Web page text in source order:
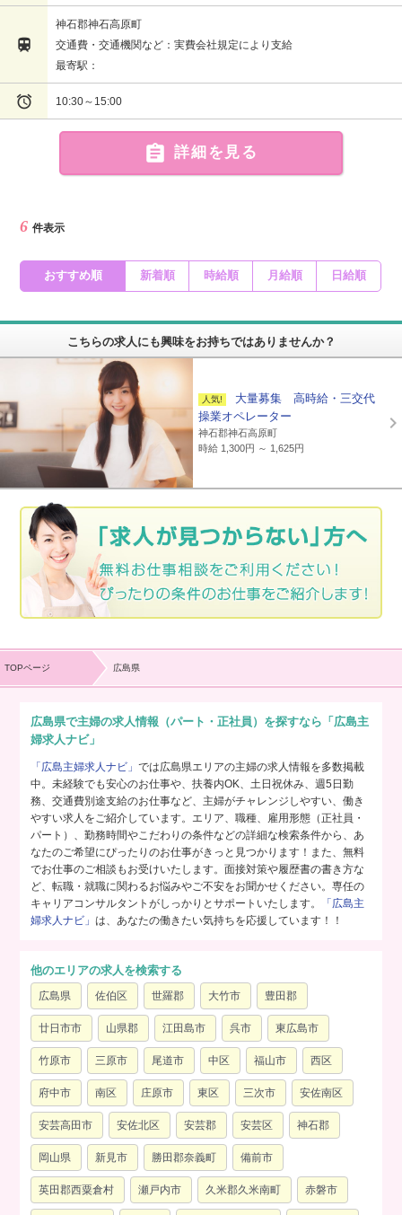

神石郡神石高原町
交通費・交通機関など：実費会社規定により支給
最寄駅：
 10:30～15:00
 詳細を見る
6 件表示
おすすめ順 新着順 時給順 月給順 日給順
こちらの求人にも興味をお持ちではありませんか？
大量募集 高時給・三交代
操業オペレーター
神石郡神石高原町
時給 1,300円 ～ 1,625円
TOPページ 広島県
広島県で主婦の求人情報（パート・正社員）を探すなら「広島主
婦求人ナビ」
「広島主婦求人ナビ」では広島県エリアの主婦の求人情報を多数掲載
中。未経験でも安心のお仕事や、扶養内OK、土日祝休み、週5日勤
務、交通費別途支給のお仕事など、主婦がチャレンジしやすい、働き
やすい求人をご紹介しています。エリア、職種、雇用形態（正社員・
パート）、勤務時間やこだわりの条件などの詳細な検索条件から、あ
なたのご希望にぴったりのお仕事がきっと見つかります！また、無料
でお仕事のご相談もお受けいたします。面接対策や履歴書の書き方な
ど、転職・就職に関わるお悩みやご不安をお聞かせください。専任の
キャリアコンサルタントがしっかりとサポートいたします。
「広島主
婦求人ナビ」は、あなたの働きたい気持ちを応援しています！！
他のエリアの求人を検索する
広島県 佐伯区 世羅郡 大竹市 豊田郡
廿日市市 山県郡 江田島市 呉市 東広島市
竹原市 三原市 尾道市 中区 福山市 西区
府中市 南区 庄原市 東区 三次市 安佐南区
安芸高田市 安佐北区 安芸郡 安芸区 神石郡
岡山県 新見市 勝田郡奈義町 備前市
英田郡西粟倉村 瀬戸内市 久米郡久米南町 赤磐市